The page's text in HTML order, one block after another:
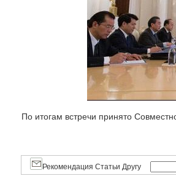
По итогам встречи принято
Рекомендация Статьи Другу